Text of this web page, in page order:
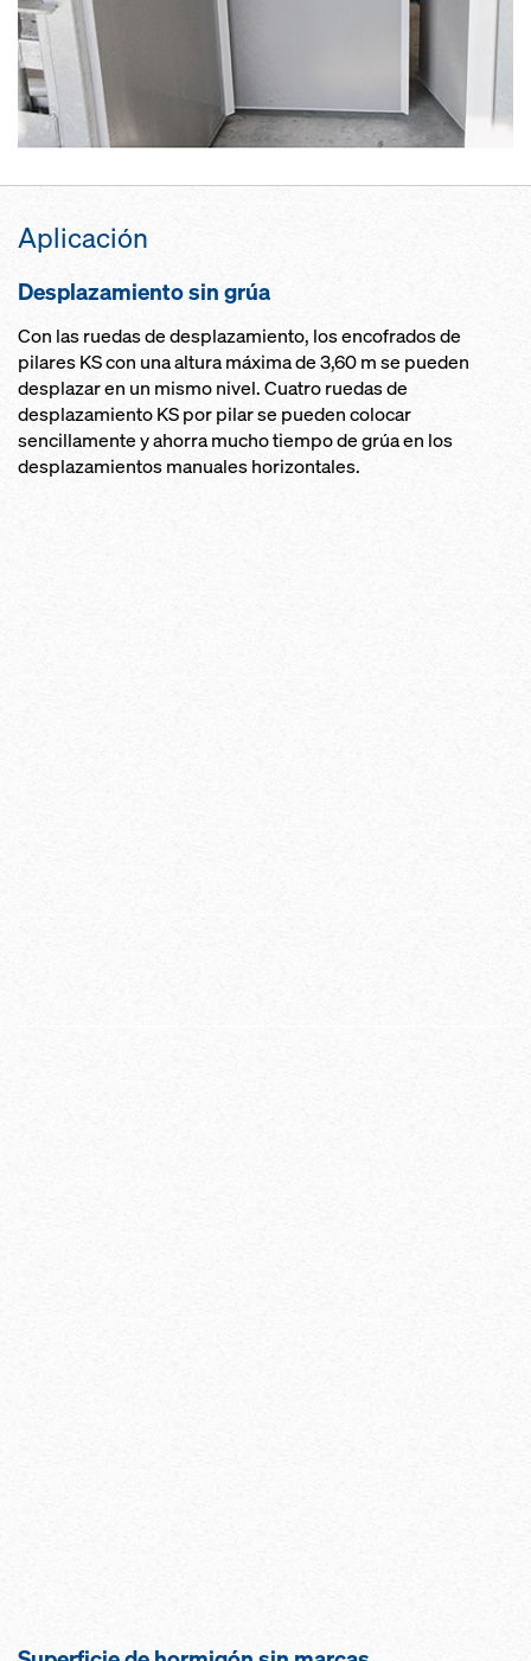
Aplicación
Desplazamiento sin grúa
Con las ruedas de desplazamiento, los encofrados de
pilares KS con una altura máxima de 3,60 m se pueden
desplazar en un mismo nivel. Cuatro ruedas de
desplazamiento KS por pilar se pueden colocar
sencillamente y ahorra mucho tiempo de grúa en los
desplazamientos manuales horizontales.